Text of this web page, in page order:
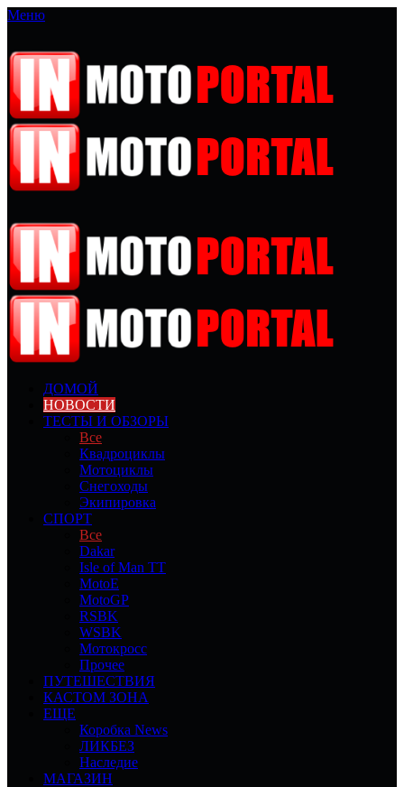
Меню
ДОМОЙ
НОВОСТИ
ТЕСТЫ И ОБЗОРЫ
Все
Квадроциклы
Мотоциклы
Снегоходы
Экипировка
СПОРТ
Все
Dakar
Isle of Man TT
MotoE
MotoGP
RSBK
WSBK
Мотокросс
Прочее
ПУТЕШЕСТВИЯ
КАСТОМ ЗОНА
ЕЩЕ
Коробка News
ЛИКБЕЗ
Наследие
МАГАЗИН